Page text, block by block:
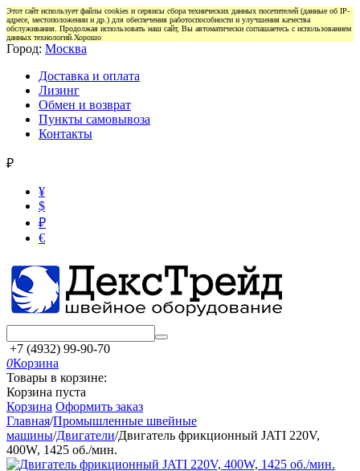
Этот сайт использует файлы cookies и сервисы сбора технических данных посетителей (данные об IP-
адресе, местоположении и др.) для обеспечения работоспособности и улучшения качества
обслуживания. Продолжая использовать наш сайт, Вы автоматически соглашаетесь с использованием
данных технологий. Хорошо
Город: Москва
Доставка и оплата
Лизинг
Обмен и возврат
Пункты самовывоза
Контакты
₽
¥
$
₽
€
+7 (4932) 99-90-70
0Корзина
Товары в корзине:
Корзина пуста
Корзина Оформить заказ
Главная/Промышленные швейные
машины/Двигатели/Двигатель фрикционный JATI 220V,
400W, 1425 об./мин.